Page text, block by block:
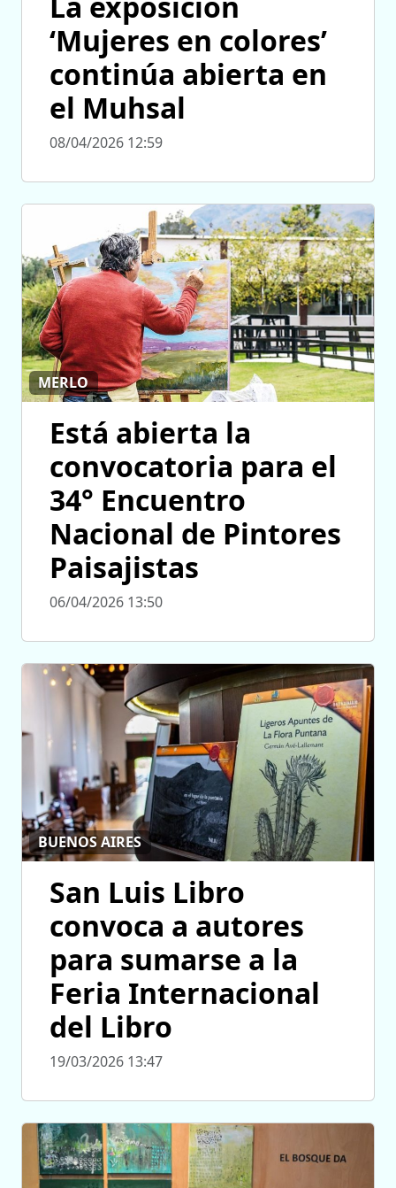
‘Mujeres en colores’
continúa abierta en
el Muhsal
08/04/2026 12:59
MERLO
Está abierta la
convocatoria para el
34° Encuentro
Nacional de Pintores
Paisajistas
06/04/2026 13:50
BUENOS AIRES
San Luis Libro
convoca a autores
para sumarse a la
Feria Internacional
del Libro
19/03/2026 13:47